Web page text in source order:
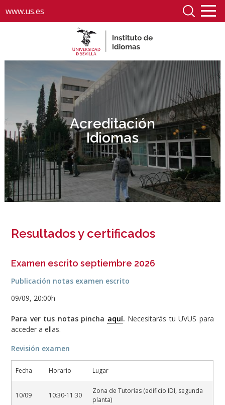
www.us.es
Acreditación
Idiomas
Resultados y certificados
Examen escrito septiembre 2026
Publicación notas examen escrito
09/09, 20:00h
Para ver tus notas pincha aquí. Necesitarás tu UVUS para
acceder a ellas.
Revisión examen
Fecha Horario Lugar
10/09 10:30-11:30
Zona de Tutorías (edificio IDI, segunda
planta)